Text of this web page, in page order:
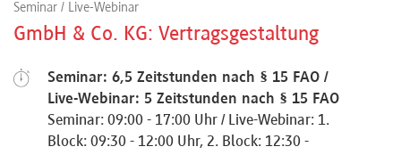
Learnings
Seminar / Live-Webinar
GmbH & Co. KG: Vertragsgestaltung
Seminar: 6,5 Zeitstunden nach § 15 FAO /
Live-Webinar: 5 Zeitstunden nach § 15 FAO
Seminar: 09:00 - 17:00 Uhr / Live-Webinar: 1.
Block: 09:30 - 12:00 Uhr, 2. Block: 12:30 -